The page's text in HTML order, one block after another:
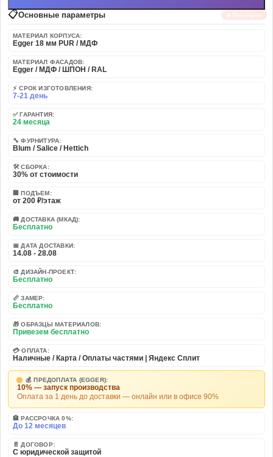
📋Основные параметры 🔥 Популярно
МАТЕРИАЛ КОРПУСА:
Egger 18 мм PUR / МДФ
МАТЕРИАЛ ФАСАДОВ:
Egger / МДФ / ШПОН / RAL
⚡ СРОК ИЗГОТОВЛЕНИЯ:
7-21 день
✅ ГАРАНТИЯ:
24 месяца
🔧 ФУРНИТУРА:
Blum / Salice / Hettich
🛠️ СБОРКА:
30% от стоимости
🏢 ПОДЪЕМ:
от 200 ₽/этаж
🚚 ДОСТАВКА (МКАД):
Бесплатно
📅 ДАТА ДОСТАВКИ:
14.08 - 28.08
🎨 ДИЗАЙН-ПРОЕКТ:
Бесплатно
📏 ЗАМЕР:
Бесплатно
🎁 ОБРАЗЦЫ МАТЕРИАЛОВ:
Привезем бесплатно
💳 ОПЛАТА:
Наличные / Карта / Оплаты частями | Яндекс Сплит
💰 ПРЕДОПЛАТА (EGGER):
10% — запуск производства
Оплата за 1 день до доставки — онлайн или в офисе 90%
🏦 РАССРОЧКА 0%:
До 12 месяцев
📄 ДОГОВОР:
С юридической защитой